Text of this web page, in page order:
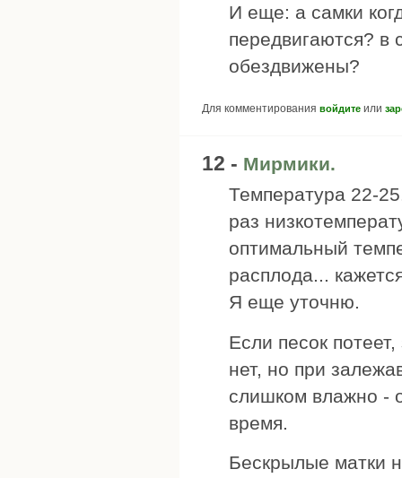
И еще: а самки
передвигаются? в
обездвижены?
Для комментирования войдите или
12 - Мирмики.
Температура 22-
раз
оптимальный
расплода...
Я еще уточню.
Если песок
нет, но при
слишком влажно -
время.
Бескрылые матки